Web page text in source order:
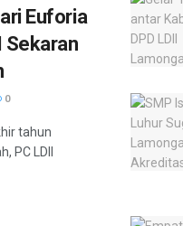
Euforia
Sekaran
0
tahun
PC LDII